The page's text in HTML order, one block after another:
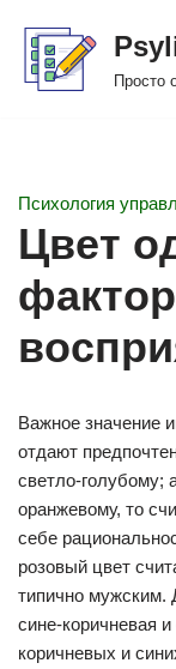
Перейти
Просто
Психология
Цвет
Важное значение
отдают
светло-голубому;
оранжевому, то
себе
розовый цвет
типично мужским.
сине-коричневая
коричневых и